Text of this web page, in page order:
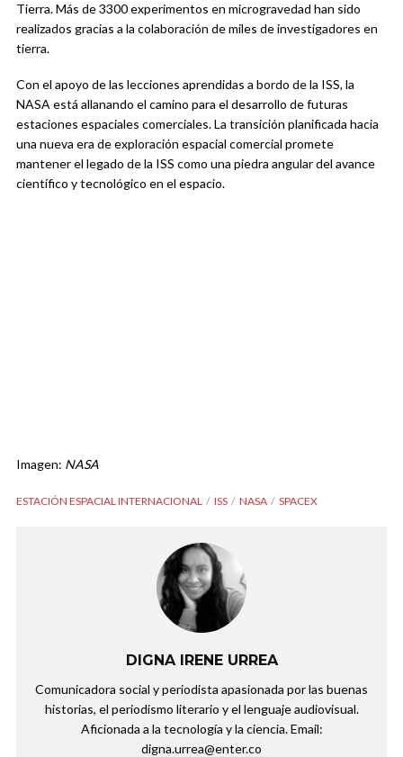
Tierra. Más de 3300 experimentos en microgravedad han sido
realizados gracias a la colaboración de miles de investigadores en
tierra.
Con el apoyo de las lecciones aprendidas a bordo de la ISS, la
NASA está allanando el camino para el desarrollo de futuras
estaciones espaciales comerciales. La transición planificada hacia
una nueva era de exploración espacial comercial promete
mantener el legado de la ISS como una piedra angular del avance
científico y tecnológico en el espacio.
Imagen: NASA
ESTACIÓN ESPACIAL INTERNACIONAL ISS NASA SPACEX
DIGNA IRENE URREA
Comunicadora social y periodista apasionada por las buenas
historias, el periodismo literario y el lenguaje audiovisual.
Aficionada a la tecnología y la ciencia. Email:
digna.urrea@enter.co